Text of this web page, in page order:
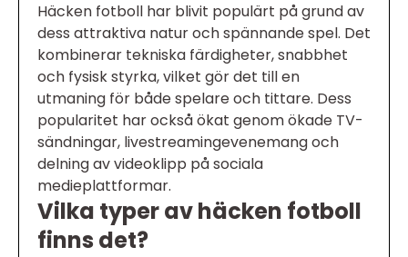
Häcken fotboll har blivit populärt på grund av
dess attraktiva natur och spännande spel. Det
kombinerar tekniska färdigheter, snabbhet
och fysisk styrka, vilket gör det till en
utmaning för både spelare och tittare. Dess
popularitet har också ökat genom ökade TV-
sändningar, livestreamingevenemang och
delning av videoklipp på sociala
medieplattformar.
Vilka typer av häcken fotboll
finns det?